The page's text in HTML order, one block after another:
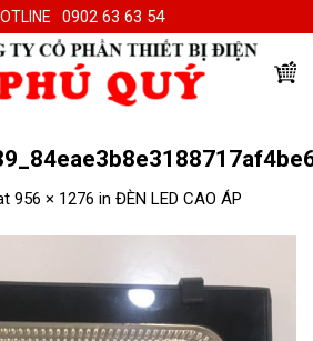
0902 63 63 54
956 × 1276 in ĐÈN LED CAO ÁP